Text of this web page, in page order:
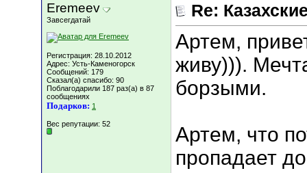
Eremeev
Завсегдатай
Регистрация: 28.10.2012
Адрес: Усть-Каменогорск
Сообщений: 179
Сказал(а) спасибо: 90
Поблагодарили 187 раз(а) в 87
сообщениях
Подарков: 1
Вес репутации: 52
Re:
Артем,
живу))).
борзыми.
Артем, что
пропадает